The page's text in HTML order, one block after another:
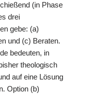
(in Phase
drei
gebe: (a)
und (c) Beraten.
bedeuten, in
theologisch
auf eine Lösung
Option (b)